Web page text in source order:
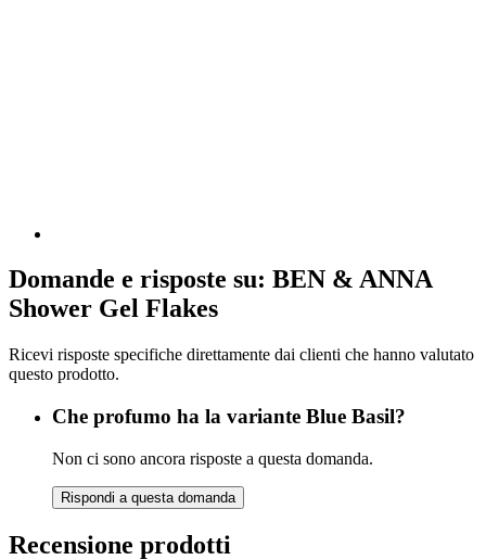
Domande e risposte su: BEN & ANNA
Shower Gel Flakes
Ricevi risposte specifiche direttamente dai clienti che hanno valutato
questo prodotto.
Che profumo ha la variante Blue Basil?
Non ci sono ancora risposte a questa domanda.
Rispondi a questa domanda
Recensione prodotti